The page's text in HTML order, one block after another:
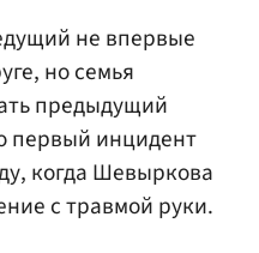
не впервые
но семья
предыдущий
первый инцидент
когда Шевыркова
с травмой руки.